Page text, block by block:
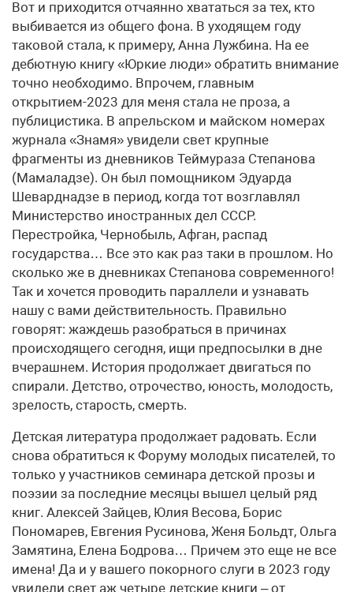
Вот и приходится отчаянно хвататься за тех, кто
выбивается из общего фона. В уходящем году
таковой стала, к примеру, Анна Лужбина. На ее
дебютную книгу «Юркие люди» обратить внимание
точно необходимо. Впрочем, главным
открытием-2023 для меня стала не проза, а
публицистика. В апрельском и майском номерах
журнала «Знамя» увидели свет крупные
фрагменты из дневников Теймураза Степанова
(Мамаладзе). Он был помощником Эдуарда
Шеварднадзе в период, когда тот возглавлял
Министерство иностранных дел СССР.
Перестройка, Чернобыль, Афган, распад
государства… Все это как раз таки в прошлом. Но
сколько же в дневниках Степанова современного!
Так и хочется проводить параллели и узнавать
нашу с вами действительность. Правильно
говорят: жаждешь разобраться в причинах
происходящего сегодня, ищи предпосылки в дне
вчерашнем. История продолжает двигаться по
спирали. Детство, отрочество, юность, молодость,
зрелость, старость, смерть.
Детская литература продолжает радовать. Если
снова обратиться к Форуму молодых писателей, то
только у участников семинара детской прозы и
поэзии за последние месяцы вышел целый ряд
книг. Алексей Зайцев, Юлия Весова, Борис
Пономарев, Евгения Русинова, Женя Больдт, Ольга
Замятина, Елена Бодрова… Причем это еще не все
имена! Да и у вашего покорного слуги в 2023 году
увидели свет аж четыре детские книги – от